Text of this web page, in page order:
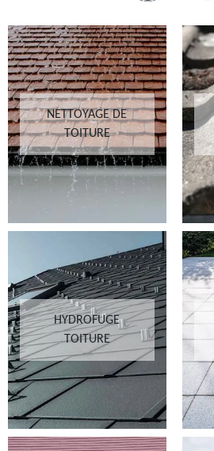
NETTOYAGE DE
TOITURE
HYDROFUGE
TOITURE